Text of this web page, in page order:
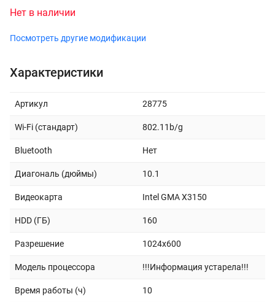
Нет в наличии
Посмотреть другие модификации
Характеристики
Артикул 28775
Wi-Fi (стандарт) 802.11b/g
Bluetooth Нет
Диагональ (дюймы) 10.1
Видеокарта Intel GMA X3150
HDD (ГБ) 160
Разрешение 1024x600
Модель процессора !!!Информация устарела!!!
Время работы (ч) 10